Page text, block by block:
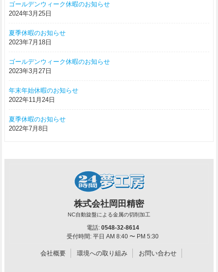
ゴールデンウィーク休暇のお知らせ
2024年3月25日
夏季休暇のお知らせ
2023年7月18日
ゴールデンウィーク休暇のお知らせ
2023年3月27日
年末年始休暇のお知らせ
2022年11月24日
夏季休暇のお知らせ
2022年7月8日
株式会社岡田精密
NC自動旋盤による金属の切削加工
電話: 0548-32-8614
受付時間: 平日 AM 8:40 〜 PM 5:30
会社概要 環境への取り組み お問い合わせ